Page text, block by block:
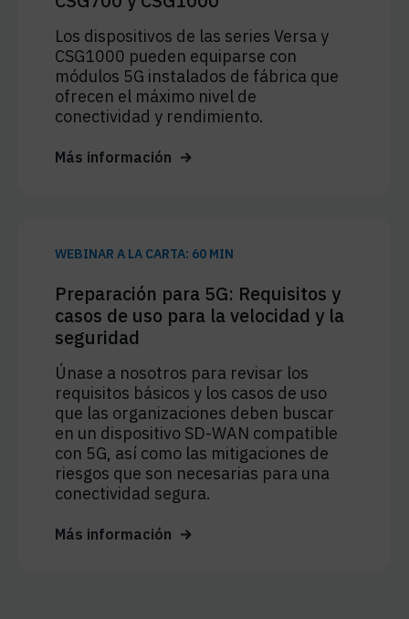
Los dispositivos de las series Versa y
CSG1000 pueden equiparse con
módulos 5G instalados de fábrica que
ofrecen el máximo nivel de
conectividad y rendimiento.
Más información
WEBINAR A LA CARTA: 60 MIN
Preparación para 5G: Requisitos y
casos de uso para la velocidad y la
seguridad
Únase a nosotros para revisar los
requisitos básicos y los casos de uso
que las organizaciones deben buscar
en un dispositivo SD-WAN compatible
con 5G, así como las mitigaciones de
riesgos que son necesarias para una
conectividad segura.
Más información